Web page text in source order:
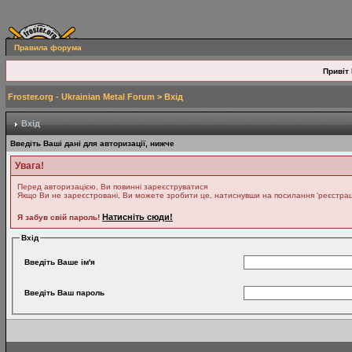
Правила форума
Привіт
Froster.org - Ukrainian Metal Forum > Вхід
Вхід
Введіть Ваші дані для авторизації, нижче
Увага!
Перед авторизацією, Ви повинні зареєструватися
Якщо Ви не зареєстровані, Ви можете зробити це, натиснувши на посилання
Я забув свій пароль! Натисніть сюди!
Вхід
Введіть Ваше ім'я
Введіть Ваш пароль